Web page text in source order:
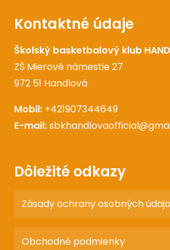
Kontaktné údaje
Školský basketbalový klub
ZŠ Mierové námestie 27
972 51 Handlová
Mobil: +421907344649
E-mail:
Dôležité odkazy
Zásady ochrany osobných
Obchodné podmienky